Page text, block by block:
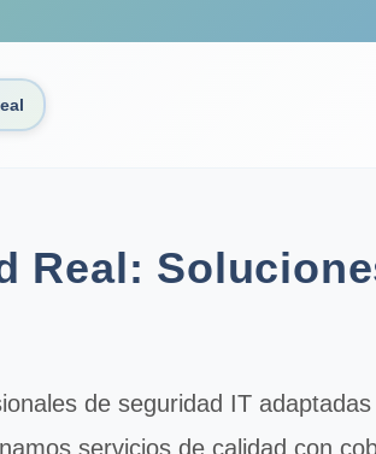
Real:
de seguridad IT
servicios de calidad con